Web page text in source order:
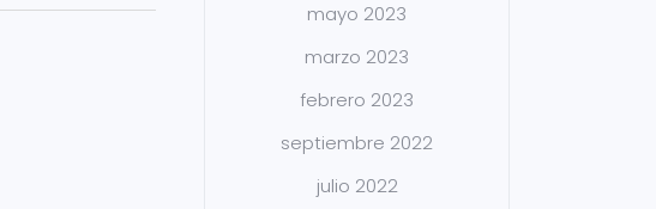
mayo 2023
marzo 2023
febrero 2023
septiembre 2022
julio 2022